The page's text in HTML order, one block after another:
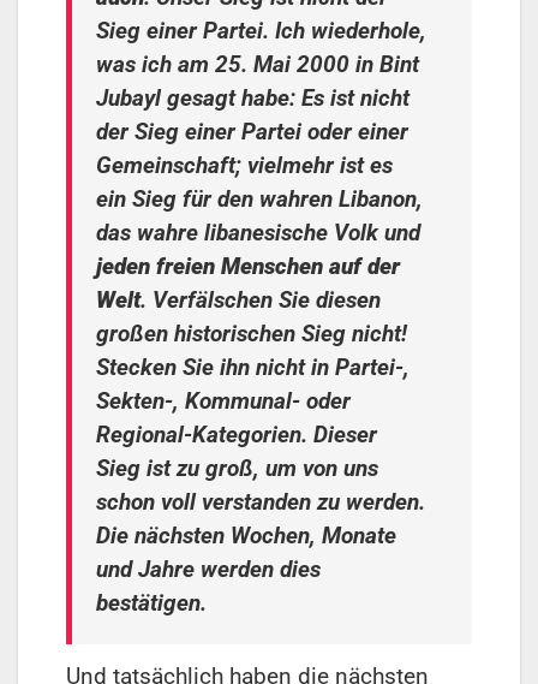
Sieg einer Partei. Ich wiederhole,
was ich am 25. Mai 2000 in Bint
Jubayl gesagt habe: Es ist nicht
der Sieg einer Partei oder einer
Gemeinschaft; vielmehr ist es
ein Sieg für den wahren Libanon,
das wahre libanesische Volk und
jeden freien Menschen auf der
Welt. Verfälschen Sie diesen
großen historischen Sieg nicht!
Stecken Sie ihn nicht in Partei-,
Sekten-, Kommunal- oder
Regional-Kategorien. Dieser
Sieg ist zu groß, um von uns
schon voll verstanden zu werden.
Die nächsten Wochen, Monate
und Jahre werden dies
bestätigen.
Und tatsächlich haben die nächsten